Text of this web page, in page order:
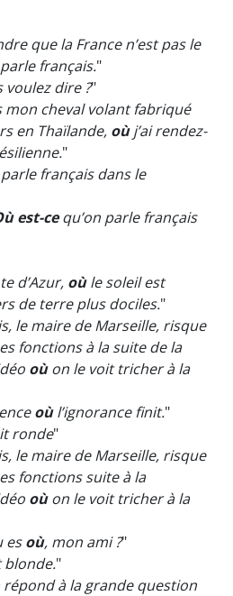
que la France n’est pas le
français."
voulez dire ?"
mon cheval volant fabriqué
en Thaïlande, oùj’ai rendez-
"
français dans le
est-cequ’on parle français
d’Azur, oùle soleil est
de terre plus dociles."
le maire de Marseille, risque
fonctions à la suite de la
oùon le voit tricher à la
oùl’ignorance finit."
ronde"
le maire de Marseille, risque
fonctions suite à la
oùon le voit tricher à la
esoù, mon ami ?"
"
à la grande question